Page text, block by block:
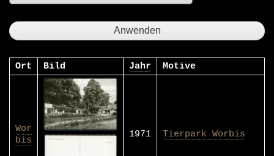
Ort Bild Jahr Motive
Wor
bis
1971 Tierpark Worbis